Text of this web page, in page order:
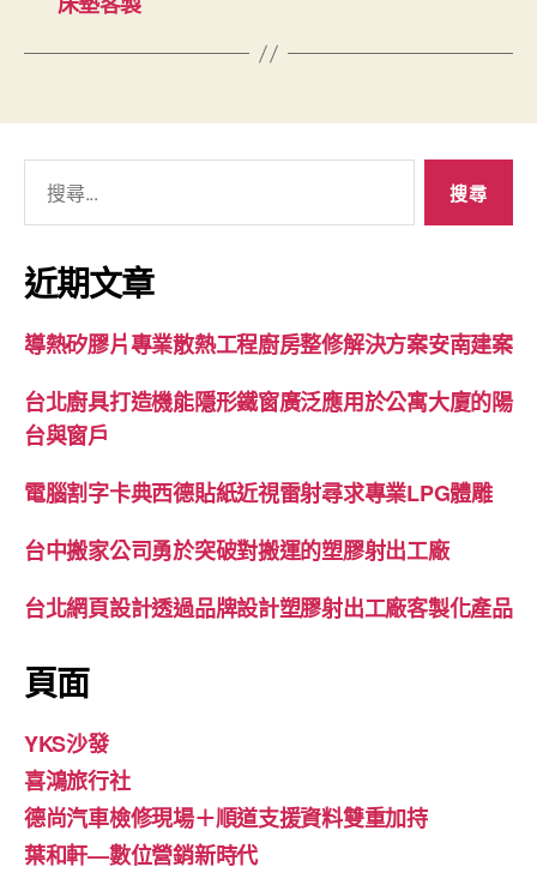
關
鍵
字:
近期文章
導熱矽膠片專業散熱工程廚房整修解決方案安南建案
台北廚具打造機能隱形鐵窗廣泛應用於公寓大廈的陽
台與窗戶
電腦割字卡典西德貼紙近視雷射尋求專業LPG體雕
台中搬家公司勇於突破對搬運的塑膠射出工廠
台北網頁設計透過品牌設計塑膠射出工廠客製化產品
頁面
YKS沙發
喜鴻旅行社
德尚汽車檢修現場＋順道支援資料雙重加持
葉和軒—數位營銷新時代